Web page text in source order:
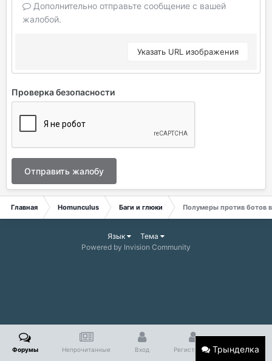
Дополнительно отправьте сообщение с вашей
жалобой.
Указать URL изображения
Проверка безопасности
Отправить жалобу
Главная Homunculus Баги и глюки Полумеры против ботов
Трынделка
Язык
Тема
Powered by Invision Community
Форумы Непрочитанные Вход Регистрация Больше